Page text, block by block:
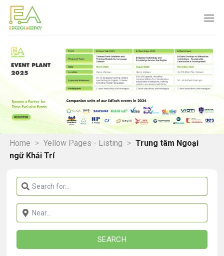
Skip
content
Home > Yellow Pages - Listing > Trung tâm Ngoại
ngữ Khải Trí
SEARCH